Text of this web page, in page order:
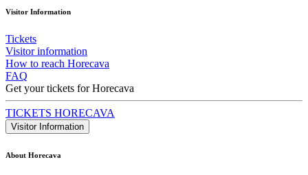
Visitor Information
Tickets
Visitor information
How to reach Horecava
FAQ
Get your tickets for Horecava
TICKETS HORECAVA
Visitor Information
About Horecava